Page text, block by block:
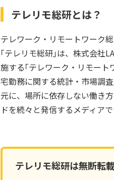
テレリモ総研とは？
テレワーク・リモートワーク
｢テレリモ総研｣は、株式会社
施する｢テレワーク・リモート
宅勤務に関する統計・市場調
元に、場所に依存しない働き
ドを続々と発信するメディアで
テレリモ総研は無断転